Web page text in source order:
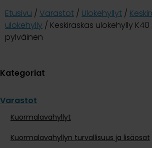
Etusivu / Varastot / Ulokehyllyt /
ulokehylly / Keskiraskas ulokehylly
pylväinen
Kategoriat
Varastot
Kuormalavahyllyt
Kuormalavahyllyn turvallisuus ja lisäosat